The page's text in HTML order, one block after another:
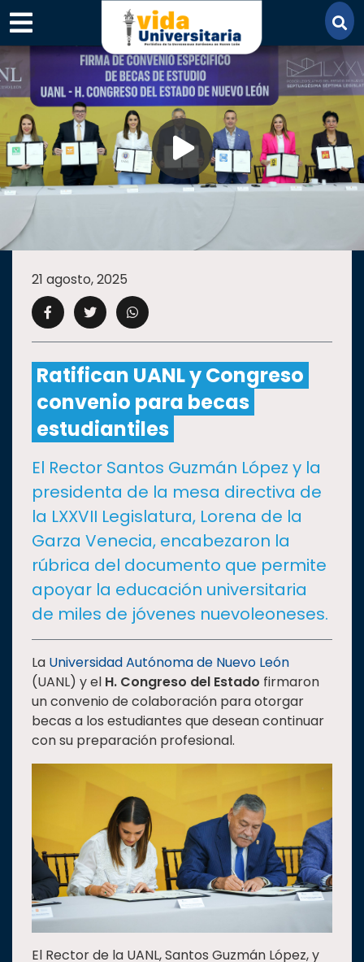
×
SECCIONES
ACADEMIA
CAMPUS UANL
CULTURA
DEPORTES
I+D+IEXPERTOS
SALUD
SUSTENTABILIDAD
TEMAS
Oferta
educativa
Estudiantes
Internacionalización
Responsabilidad
social
Vinculación
Historia
21 agosto, 2025
Ratifican UANL y Congreso
convenio para becas
estudiantiles
El Rector Santos Guzmán López y la
presidenta de la mesa directiva de
la LXXVII Legislatura, Lorena de la
Garza Venecia, encabezaron la
rúbrica del documento que permite
apoyar la educación universitaria
de miles de jóvenes nuevoleoneses.
La Universidad Autónoma de Nuevo León
(UANL) y el H. Congreso del Estado firmaron
un convenio de colaboración para otorgar
becas a los estudiantes que desean continuar
con su preparación profesional.
El Rector de la UANL, Santos Guzmán López, y